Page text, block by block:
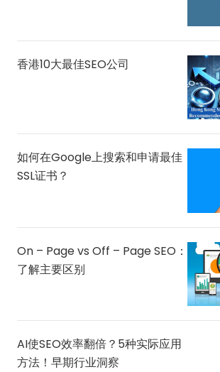
香港10大最佳SEO公司
如何在Google上搜索和申请最佳
SSL证书？
On – Page vs Off – Page SEO：
了解主要区别
AI使SEO效率翻倍？5种实际应用
方法！早期行业洞察